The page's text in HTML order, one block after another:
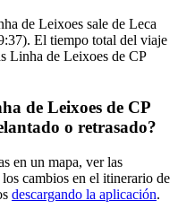
de Leixoes sale de Leca
El tiempo total del viaje
Linha de Leixoes de CP
de Leixoes de CP
o retrasado?
en un mapa, ver las
cambios en el itinerario de
descargando la aplicación.